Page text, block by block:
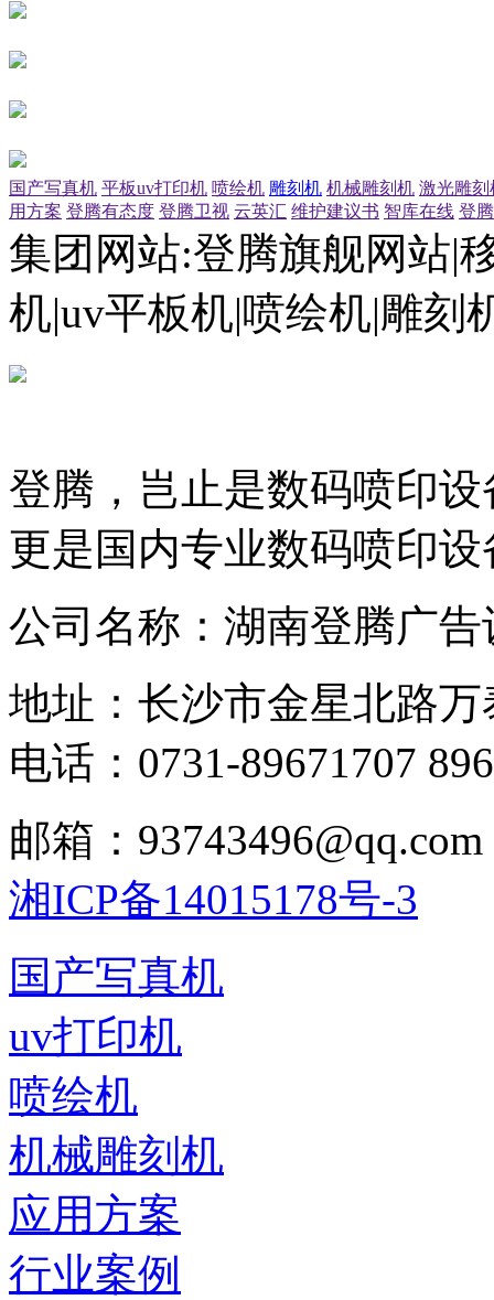
国产写真机 平板uv打印机 喷绘机 雕刻机 机械雕刻机 激光雕刻
用方案 登腾有态度 登腾卫视 云英汇 维护建议书 智库在线 登
集团网站:登腾旗舰网站|
机|uv平板机|喷绘机|雕刻
登腾，岂止是数码喷印
更是国内专业数码喷印
公司名称：湖南登腾广
地址：长沙市金星北路万
电话：0731-89671707
邮箱：93743496@qq.com
湘ICP备14015178号-3
国产写真机
uv打印机
喷绘机
机械雕刻机
应用方案
行业案例